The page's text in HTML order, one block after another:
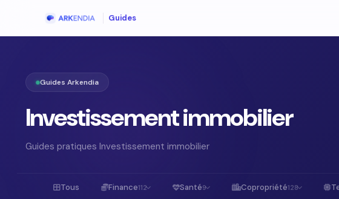
Guides
Guides Arkendia
Investissement immobilier
Guides pratiques Investissement immobilier
Tous Finance112 Santé9 Copropriété128